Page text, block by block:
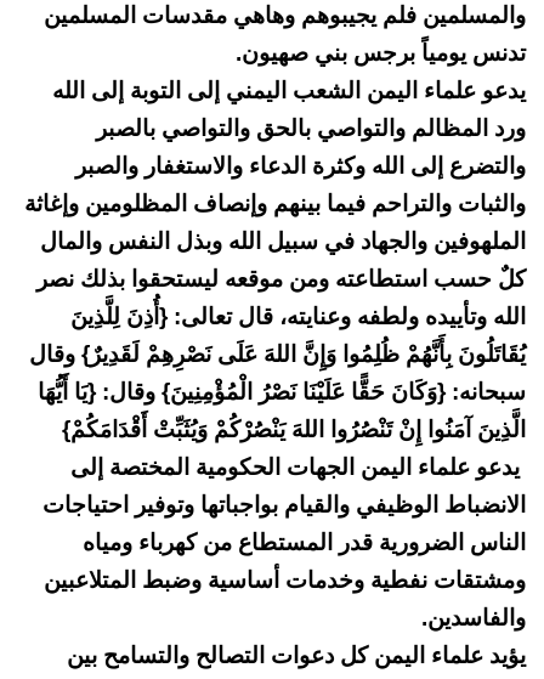
والمسلمين فلم يجيبوهم وهاهي مقدسات المسلمين
تدنس يومياً برجس بني صهيون.
يدعو علماء اليمن الشعب اليمني إلى التوبة إلى الله
ورد المظالم والتواصي بالحق والتواصي بالصبر
والتضرع إلى الله وكثرة الدعاء والاستغفار والصبر
والثبات والتراحم فيما بينهم وإنصاف المظلومين وإغاثة
الملهوفين والجهاد في سبيل الله وبذل النفس والمال
كلٌ حسب استطاعته ومن موقعه ليستحقوا بذلك نصر
الله وتأييده ولطفه وعنايته، قال تعالى: {أُذِنَ لِلَّذِينَ
يُقَاتَلُونَ بِأَنَّهُمْ ظُلِمُوا وَإِنَّ اللهَ عَلَى نَصْرِهِمْ لَقَدِيرٌ} وقال
سبحانه: {وَكَانَ حَقًّا عَلَيْنَا نَصْرُ الْمُؤْمِنِينَ} وقال: {يَا أَيُّهَا
الَّذِينَ آمَنُوا إِنْ تَنْصُرُوا اللهَ يَنْصُرْكُمْ وَيُثَبِّتْ أَقْدَامَكُمْ}
يدعو علماء اليمن الجهات الحكومية المختصة إلى
الانضباط الوظيفي والقيام بواجباتها وتوفير احتياجات
الناس الضرورية قدر المستطاع من كهرباء ومياه
ومشتقات نفطية وخدمات أساسية وضبط المتلاعبين
والفاسدين.
يؤيد علماء اليمن كل دعوات التصالح والتسامح بين